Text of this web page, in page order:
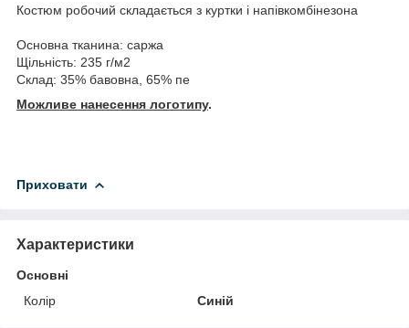
Костюм робочий складається з куртки і напівкомбінезона
Основна тканина: саржа
Щільність: 235 г/м2
Склад: 35% бавовна, 65% пе
Можливе нанесення логотипу.
Приховати
Характеристики
Основні
Колір
Синій